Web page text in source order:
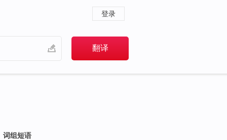
登录
词组短语